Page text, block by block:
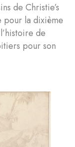
de Christie’s
pour la dixième
de
pour son